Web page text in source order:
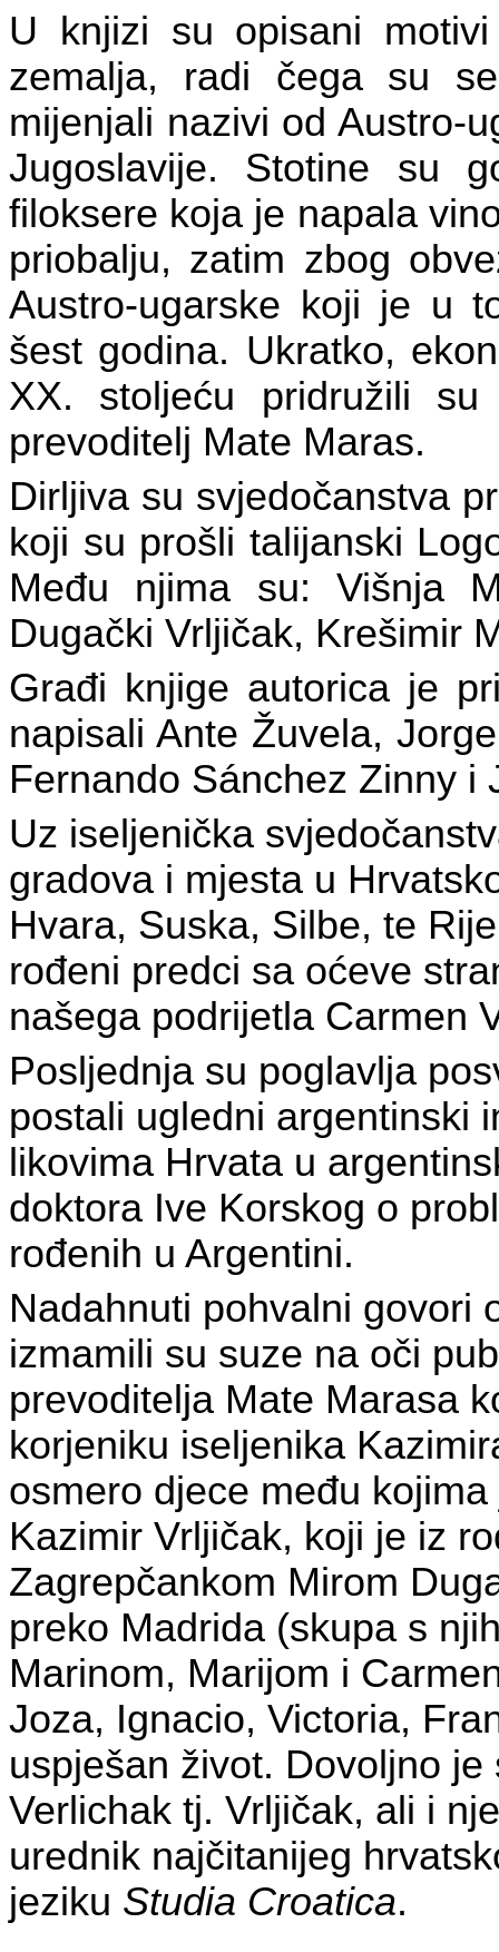
U knjizi su opisani
zemalja, radi čega su
mijenjali nazivi od Austro-
Jugoslavije. Stotine su
filoksere koja je napala
priobalju, zatim zbog
Austro-ugarske koji je u
šest godina. Ukratko,
XX. stoljeću pridružili
prevoditelj Mate Maras.
Dirljiva su svjedočanstva
koji su prošli talijanski
Među njima su: Višnja
Dugački Vrljičak, Krešimir
Građi knjige autorica je
napisali Ante Žuvela,
Fernando Sánchez Zinny i
Uz iseljenička
gradova i mjesta u
Hvara, Suska, Silbe, te
rođeni predci sa oćeve
našega podrijetla Carmen
Posljednja su poglavlja
postali ugledni argentinski
likovima Hrvata u
doktora Ive Korskog o
rođenih u Argentini.
Nadahnuti pohvalni govori
izmamili su suze na oči
prevoditelja Mate Marasa
korjeniku iseljenika
osmero djece među
Kazimir Vrljičak, koji je iz
Zagrepčankom Mirom
preko Madrida (skupa s
Marinom, Marijom i
Joza, Ignacio, Victoria,
uspješan život. Dovoljno
Verlichak tj. Vrljičak, ali i
urednik najčitanijeg
jeziku Studia Croatica.